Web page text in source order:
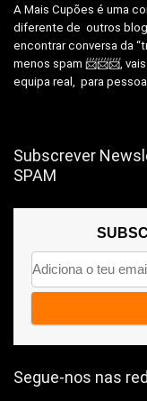
A Mais Cupões é uma
diferente de outros
encontrar conversa da
menos spam 📨📨📨,
equipa real, para
Subscrever
SPAM
Segue-nos nas